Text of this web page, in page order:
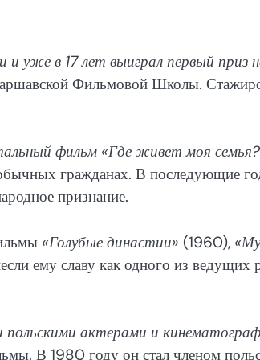
уже в 17 лет выиграл первый приз
Фильмовой Школы.
фильм «Где живет моя
гражданах. В последующие
признание.
«Голубые династии» (1960),
ему славу как одного из ведущих
актерами и
В 1980 году он стал членом